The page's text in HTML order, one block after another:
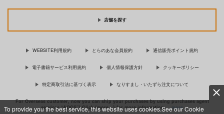
To provide you the best service, this website uses cookies.See our Cookie
店舗を探す
WEBSITE利用規約 とらのあな会員規約 通信販売ポイント規約
電子書籍サービス利用規約 個人情報保護方針 クッキーポリシー
特定商取引法に基づく表示 なりすまし・いたずら注文について
For Overseas customer, now you can ship your purchases by using purchases agent
services “AOCS”! Click {more…} for more information …more